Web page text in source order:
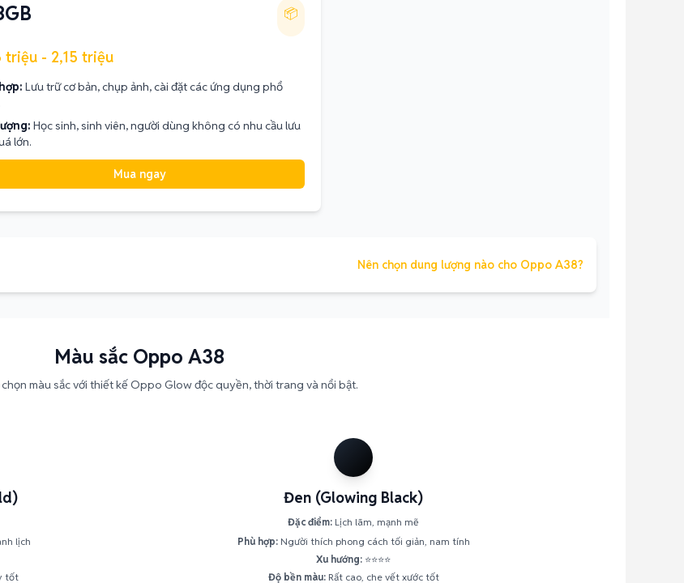
📦
triệu - 2,15 triệu
Lưu trữ cơ bản, chụp ảnh, cài đặt các ứng dụng phổ
Học sinh, sinh viên, người dùng không có nhu cầu lưu
lớn.
Mua ngay
Nên chọn dung lượng nào cho Oppo A38?
Màu sắc Oppo A38
màu sắc với thiết kế Oppo Glow độc quyền, thời trang và nổi bật.
lịch
tốt
Đen (Glowing Black)
Đặc điểm: Lịch lãm, mạnh mẽ
Phù hợp:Người thích phong cách tối giản, nam tính
Xu hướng: ⭐⭐⭐⭐
Độ bền màu:Rất cao, che vết xước tốt